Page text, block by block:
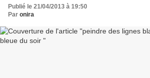
Publié le 21/04/2013 à 19:50
Par onira